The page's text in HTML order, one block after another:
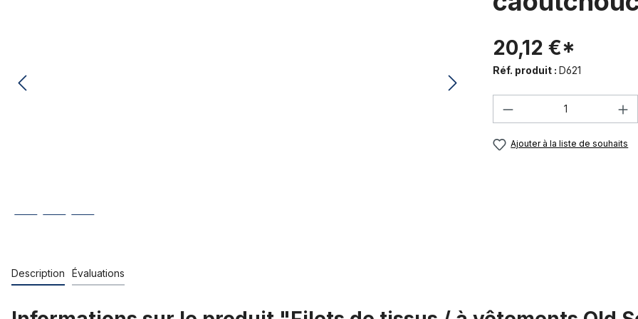
20,12 €*
Réf. produit : D621
Quantité de
Ajouter à la liste de souhaits
Description Évaluations